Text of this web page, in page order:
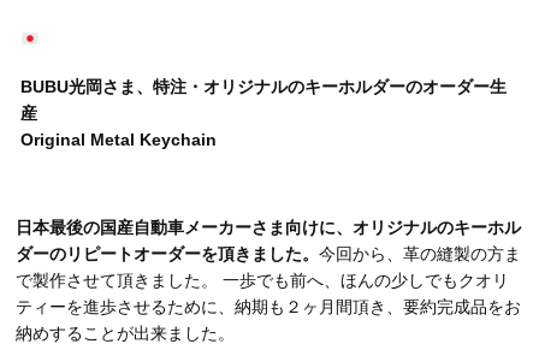
BUBU光岡さま、特注・オリジナルのキーホルダーのオーダー生
産
Original Metal Keychain
日本最後の国産自動車メーカーさま向けに、オリジナルのキーホル
ダーのリピートオーダーを頂きました。今回から、革の縫製の方ま
で製作させて頂きました。 一歩でも前へ、ほんの少しでもクオリ
ティーを進歩させるために、納期も２ヶ月間頂き、要約完成品をお
納めすることが出来ました。